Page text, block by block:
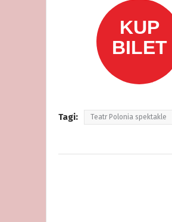
Tagi: Teatr Polonia spektakle